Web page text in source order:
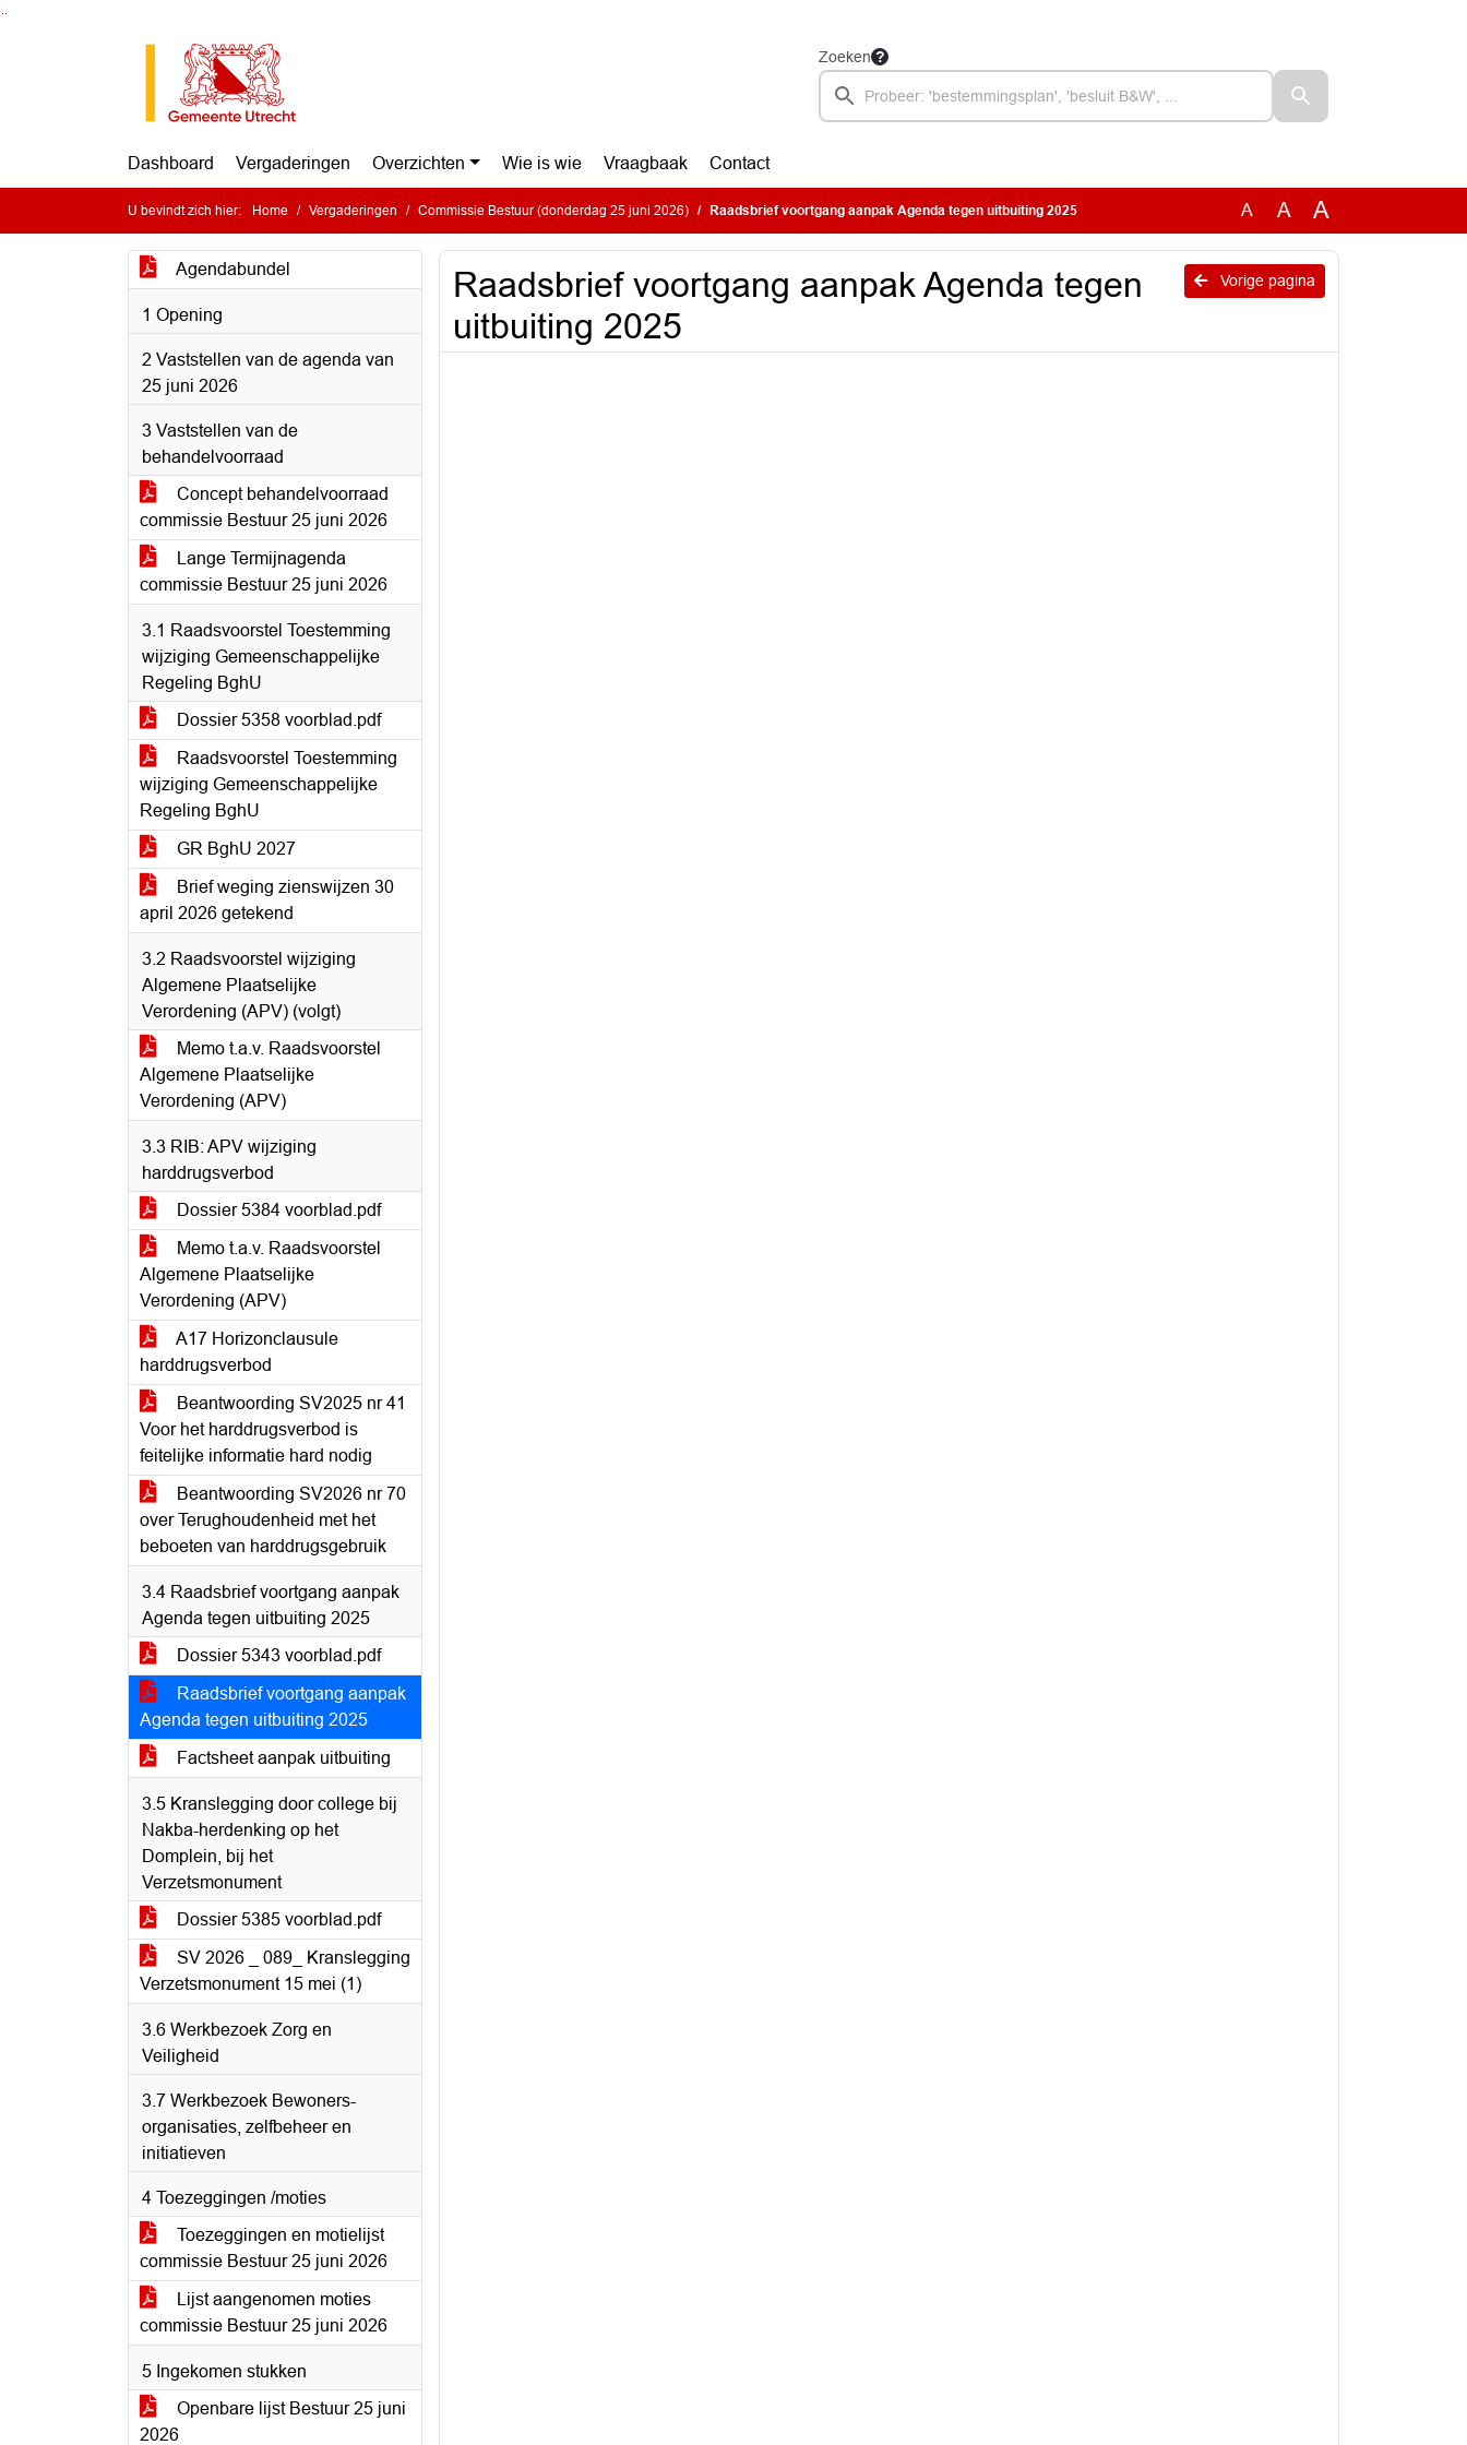
Zoeken
Dashboard Vergaderingen Overzichten Wie is wie Vraagbaak Contact
U bevindt zich hier: Home Vergaderingen Commissie Bestuur (donderdag 25 juni 2026) Raadsbrief voortgang aanpak Agenda tegen uitbuiting 2025 A A A
Agendabundel
1 Opening
2 Vaststellen van de agenda van
25 juni 2026
3 Vaststellen van de
behandelvoorraad
Concept behandelvoorraad
commissie Bestuur 25 juni 2026
Lange Termijnagenda
commissie Bestuur 25 juni 2026
3.1 Raadsvoorstel Toestemming
wijziging Gemeenschappelijke
Regeling BghU
Dossier 5358 voorblad.pdf
Raadsvoorstel Toestemming
wijziging Gemeenschappelijke
Regeling BghU
GR BghU 2027
Brief weging zienswijzen 30
april 2026 getekend
3.2 Raadsvoorstel wijziging
Algemene Plaatselijke
Verordening (APV) (volgt)
Memo t.a.v. Raadsvoorstel
Algemene Plaatselijke
Verordening (APV)
3.3 RIB: APV wijziging
harddrugsverbod
Dossier 5384 voorblad.pdf
Memo t.a.v. Raadsvoorstel
Algemene Plaatselijke
Verordening (APV)
A17 Horizonclausule
harddrugsverbod
Beantwoording SV2025 nr 41
Voor het harddrugsverbod is
feitelijke informatie hard nodig
Beantwoording SV2026 nr 70
over Terughoudenheid met het
beboeten van harddrugsgebruik
3.4 Raadsbrief voortgang aanpak
Agenda tegen uitbuiting 2025
Dossier 5343 voorblad.pdf
Raadsbrief voortgang aanpak
Agenda tegen uitbuiting 2025
Factsheet aanpak uitbuiting
3.5 Kranslegging door college bij
Nakba-herdenking op het
Domplein, bij het
Verzetsmonument
Dossier 5385 voorblad.pdf
SV 2026 _ 089_ Kranslegging
Verzetsmonument 15 mei (1)
3.6 Werkbezoek Zorg en
Veiligheid
3.7 Werkbezoek Bewoners-
organisaties, zelfbeheer en
initiatieven
4 Toezeggingen /moties
Toezeggingen en motielijst
commissie Bestuur 25 juni 2026
Lijst aangenomen moties
commissie Bestuur 25 juni 2026
5 Ingekomen stukken
Openbare lijst Bestuur 25 juni
2026
Vorige pagina
Raadsbrief voortgang aanpak Agenda tegen
uitbuiting 2025